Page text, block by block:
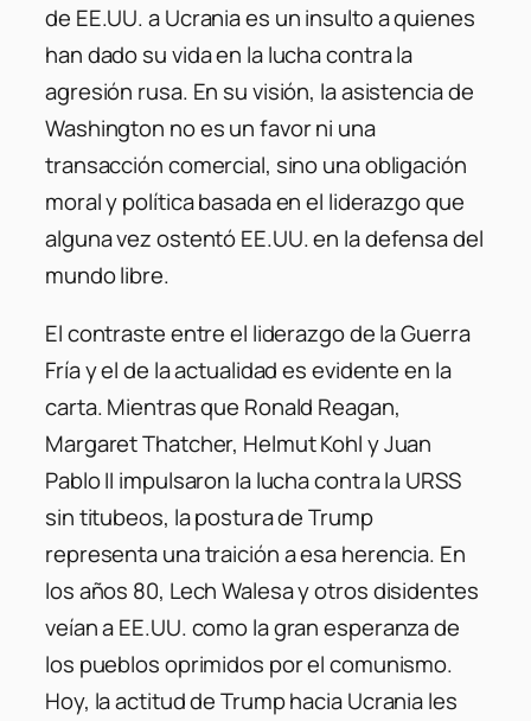
de EE.UU. a Ucrania es un insulto a quienes
han dado su vida en la lucha contra la
agresión rusa. En su visión, la asistencia de
Washington no es un favor ni una
transacción comercial, sino una obligación
moral y política basada en el liderazgo que
alguna vez ostentó EE.UU. en la defensa del
mundo libre.
El contraste entre el liderazgo de la Guerra
Fría y el de la actualidad es evidente en la
carta. Mientras que Ronald Reagan,
Margaret Thatcher, Helmut Kohl y Juan
Pablo II impulsaron la lucha contra la URSS
sin titubeos, la postura de Trump
representa una traición a esa herencia. En
los años 80, Lech Walesa y otros disidentes
veían a EE.UU. como la gran esperanza de
los pueblos oprimidos por el comunismo.
Hoy, la actitud de Trump hacia Ucrania les